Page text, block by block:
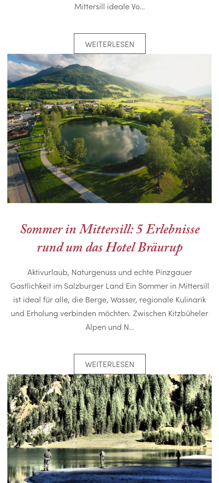
Mittersill ideale Vo…
WEITERLESEN
Sommer in Mittersill: 5 Erlebnisse
rund um das Hotel Bräurup
Aktivurlaub, Naturgenuss und echte Pinzgauer
Gastlichkeit im Salzburger Land Ein Sommer in Mittersill
ist ideal für alle, die Berge, Wasser, regionale Kulinarik
und Erholung verbinden möchten. Zwischen Kitzbüheler
Alpen und N…
WEITERLESEN